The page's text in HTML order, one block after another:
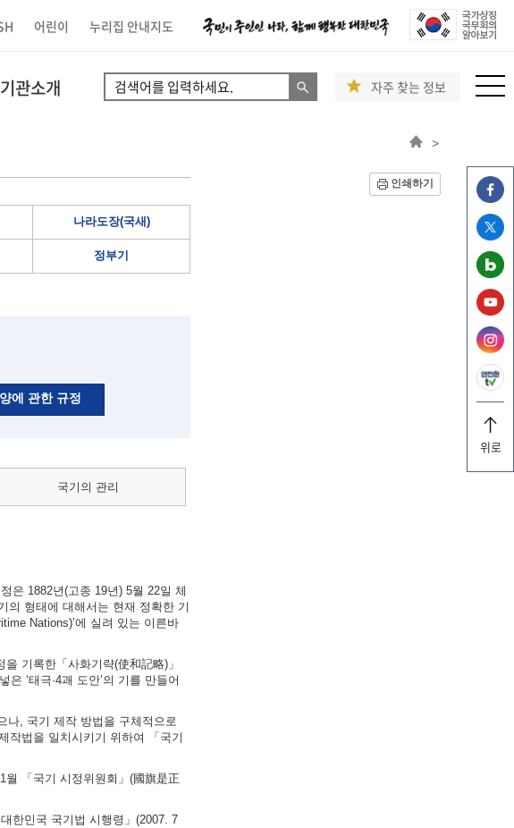
어린이 누리집 안내지도
위로
기관소개 자주 찾는 정보
>
인쇄하기
나라도장(국새)
정부기
에 관한 규정
국기의 관리
은 1882년(고종 19년) 5월 22일 체
의 형태에 대해서는 현재 정확한 기
Nations)’에 실려 있는 이른바
기록한「사화기략(使和記略)」
‘태극·4괘 도안’의 기를 만들어
나, 국기 제작 방법을 구체적으로
작법을 일치시키기 위하여 「국기
「국기 시정위원회」(國旗是正
한민국 국기법 시행령」(2007. 7